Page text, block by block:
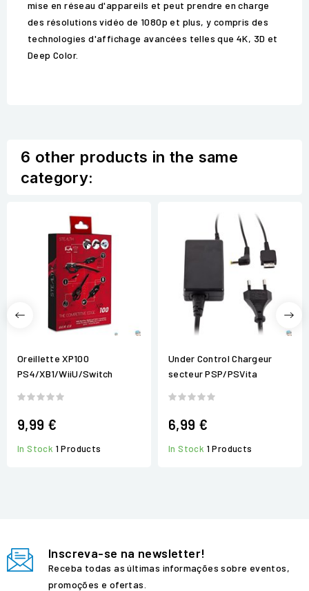
mise en réseau d'appareils et peut prendre en charge
des résolutions vidéo de 1080p et plus, y compris des
technologies d'affichage avancées telles que 4K, 3D et
Deep Color.
6 other products in the same
category:
Oreillette XP100
PS4/XB1/WiiU/Switch
9,99 €
In Stock 1 Products
Under Control Chargeur
secteur PSP/PSVita
6,99 €
In Stock 1 Products
Inscreva-se na newsletter!
Receba todas as últimas informações sobre eventos,
promoções e ofertas.